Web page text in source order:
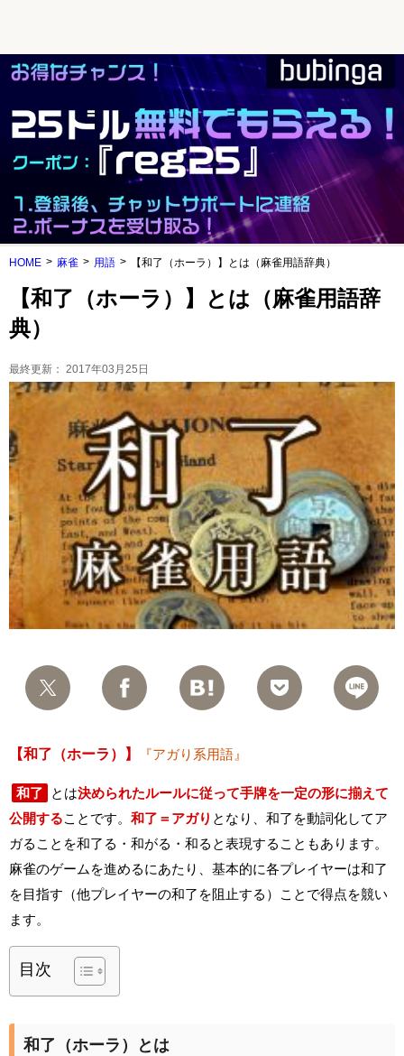
HOME 麻雀 用語 【和了（ホーラ）】とは（麻雀用語辞典）
【和了（ホーラ）】とは（麻雀用語辞
典）
最終更新： 2017年03月25日
【和了（ホーラ）】 『アガり系用語』
和了 とは決められたルールに従って手牌を一定の形に揃えて
公開することです。 和了＝アガり となり、和了を動詞化してア
ガることを和了る・和がる・和ると表現することもあります。
麻雀のゲームを進めるにあたり、基本的に各プレイヤーは和了
を目指す（他プレイヤーの和了を阻止する）ことで得点を競い
ます。
目次
和了（ホーラ）とは